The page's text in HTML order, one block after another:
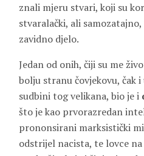
znali mjeru stvari, koji su
stvaralački, ali
zavidno djelo.
Jedan od onih, čiji su me
bolju stranu čovjekovu, čak
sudbini tog velikana, bio je i
što je kao prvorazredan
prononsirani marksistički
odstrijel nacista, te lovce